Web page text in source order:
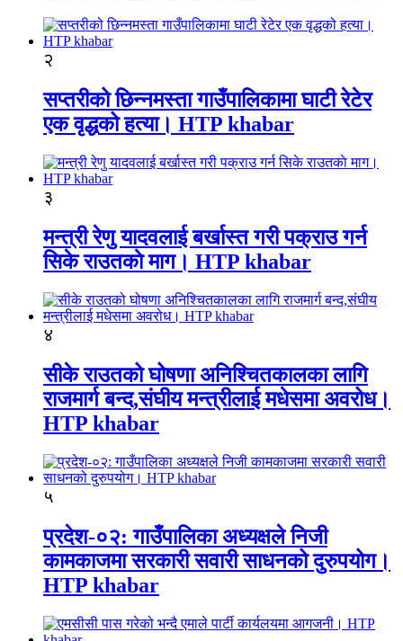
२
सप्तरीको छिन्नमस्ता गाउँपालिकामा घाटी रेटेर
एक वृद्धको हत्या। HTP khabar
३
मन्त्री रेणु यादवलाई बर्खास्त गरी पक्राउ गर्न
सिके राउतकाे माग। HTP khabar
४
सीके राउतको घोषणा अनिश्चितकालका लागि
राजमार्ग बन्द,संघीय मन्त्रीलाई मधेसमा अवरोध।
HTP khabar
५
प्रदेश-०२: गाउँपालिका अध्यक्षले निजी
कामकाजमा सरकारी सवारी साधनको दुरुपयोग।
HTP khabar